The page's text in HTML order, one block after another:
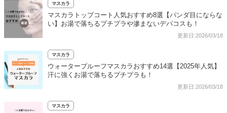
マスカラ
マスカラトップコート人気おすすめ8選【パンダ目にならな
い】お湯で落ちるプチプラや滲まないデパコスも！
更新日:2026/03/18
マスカラ
ウォータープルーフマスカラおすすめ14選【2025年人気】
汗に強くお湯で落ちるプチプラも！
更新日:2026/03/18
マスカラ